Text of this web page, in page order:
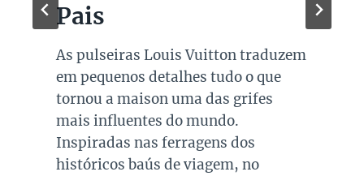
Pais
As pulseiras Louis Vuitton traduzem
em pequenos detalhes tudo o que
tornou a maison uma das grifes
mais influentes do mundo.
Inspiradas nas ferragens dos
históricos baús de viagem, no